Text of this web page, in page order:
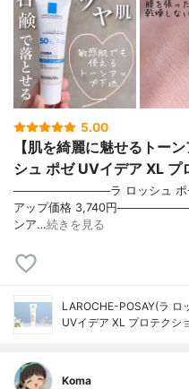
5.00
【肌を綺麗に魅せるトー
シュ ポゼ UVイデア XL プ
────────────ラ ロッシュ ポ
アップ価格 3,740円
ンア…続きを見る
LAROCHE-POSAY(ラ ロ
UVイデア XL プロテクシ
Koma